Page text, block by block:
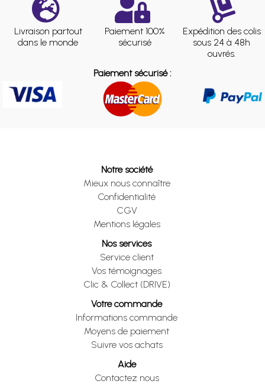
Livraison partout
dans le monde
Paiement 100%
sécurisé
Expédition des colis
sous 24 à 48h
ouvrés.
Paiement sécurisé :
Notre société
Mieux nous connaître
Confidentialité
CGV
Mentions légales
Nos services
Service client
Vos témoignages
Clic & Collect (DRIVE)
Votre commande
Informations commande
Moyens de paiement
Suivre vos achats
Aide
Contactez nous